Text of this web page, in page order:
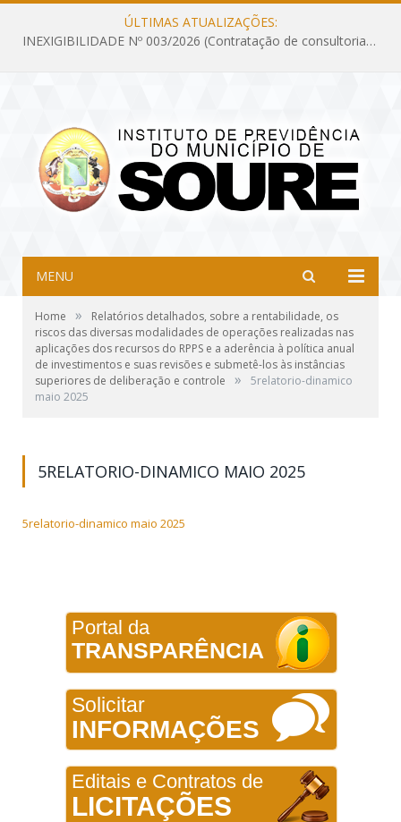
ÚLTIMAS ATUALIZAÇÕES:
INEXIGIBILIDADE Nº 003/2026 (Contratação de consultoria previdenciária com finalidade de obtenção do CRP, confecção dos demonstrativos previdenciários DAIR, DIPR e DPIN, preparar e alimentar o CADPREV, em atendimento às demandas do Instituto de Previdência dos Servidores do Município de Soure – IPSMS, por um período de 10 (dez) meses)
MENU
Home »
Relatórios detalhados, sobre a rentabilidade, os
riscos das diversas modalidades de operações realizadas nas
aplicações dos recursos do RPPS e a aderência à política anual
de investimentos e suas revisões e submetê-los às instâncias
superiores de deliberação e controle
»
5relatorio-dinamico
maio 2025
5RELATORIO-DINAMICO MAIO 2025
5relatorio-dinamico maio 2025
Portal da
TRANSPARÊNCIA
Solicitar
INFORMAÇÕES
Editais e Contratos de
LICITAÇÕES